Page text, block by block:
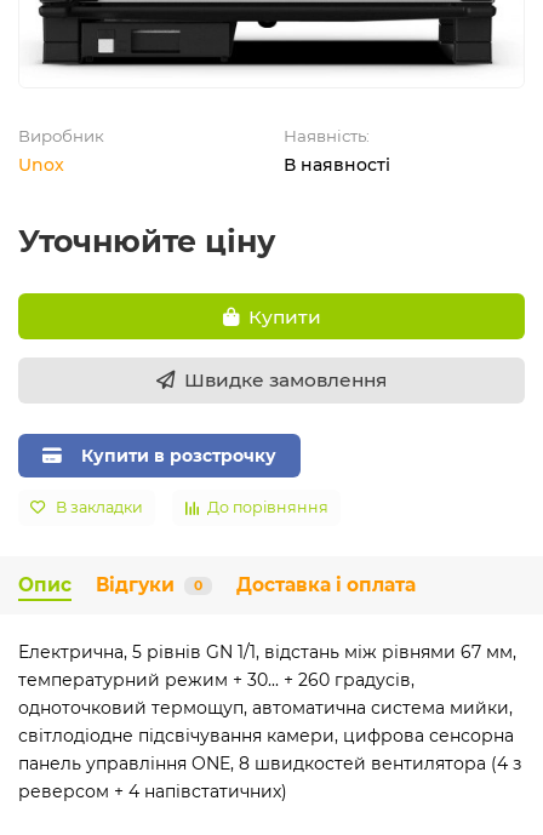
Виробник
Unox
Наявність:
В наявності
Уточнюйте ціну
Купити
Швидке замовлення
Купити в розстрочку
В закладки До порівняння
Опис Відгуки 0 Доставка і оплата
Електрична, 5 рівнів GN 1/1, відстань між рівнями 67 мм,
температурний режим + 30... + 260 градусів,
одноточковий термощуп, автоматична система мийки,
світлодіодне підсвічування камери, цифрова сенсорна
панель управління ONE, 8 швидкостей вентилятора (4 з
реверсом + 4 напівстатичних)